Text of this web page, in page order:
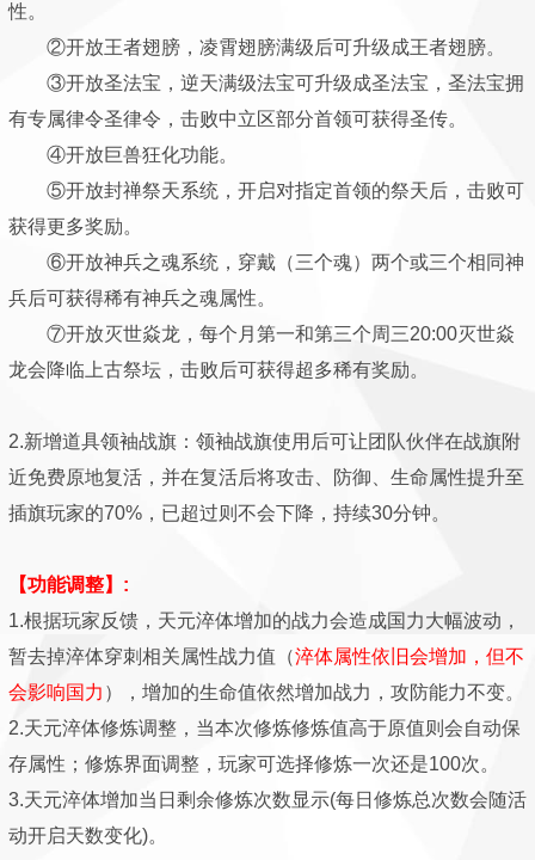
性。
②开放王者翅膀，凌霄翅膀满级后可升级成王者翅膀。
③开放圣法宝，逆天满级法宝可升级成圣法宝，圣法宝拥
有专属律令圣律令，击败中立区部分首领可获得圣传。
④开放巨兽狂化功能。
⑤开放封禅祭天系统，开启对指定首领的祭天后，击败可
获得更多奖励。
⑥开放神兵之魂系统，穿戴（三个魂）两个或三个相同神
兵后可获得稀有神兵之魂属性。
⑦开放灭世焱龙，每个月第一和第三个周三20:00灭世焱
龙会降临上古祭坛，击败后可获得超多稀有奖励。
2.新增道具领袖战旗：领袖战旗使用后可让团队伙伴在战旗附
近免费原地复活，并在复活后将攻击、防御、生命属性提升至
插旗玩家的70%，已超过则不会下降，持续30分钟。
【功能调整】:
1.根据玩家反馈，天元淬体增加的战力会造成国力大幅波动，
暂去掉淬体穿刺相关属性战力值（淬体属性依旧会增加，但不
会影响国力 ），增加的生命值依然增加战力，攻防能力不变。
2.天元淬体修炼调整，当本次修炼修炼值高于原值则会自动保
存属性；修炼界面调整，玩家可选择修炼一次还是100次。
3.天元淬体增加当日剩余修炼次数显示(每日修炼总次数会随活
动开启天数变化)。